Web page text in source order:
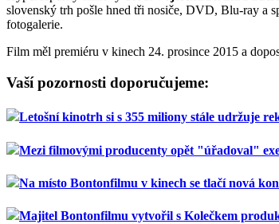
slovenský trh pošle hned tři nosiče, DVD, Blu-ray a
fotogalerie.
Film měl premiéru v kinech 24. prosince 2015 a
Vaší pozornosti doporučujeme:
Letošní kinotrh si s 355 miliony stále udržuje
Mezi filmovými producenty opět "úřadoval"
Na místo Bontonfilmu v kinech se tlačí nová
Majitel Bontonfilmu vytvořil s Kolečkem